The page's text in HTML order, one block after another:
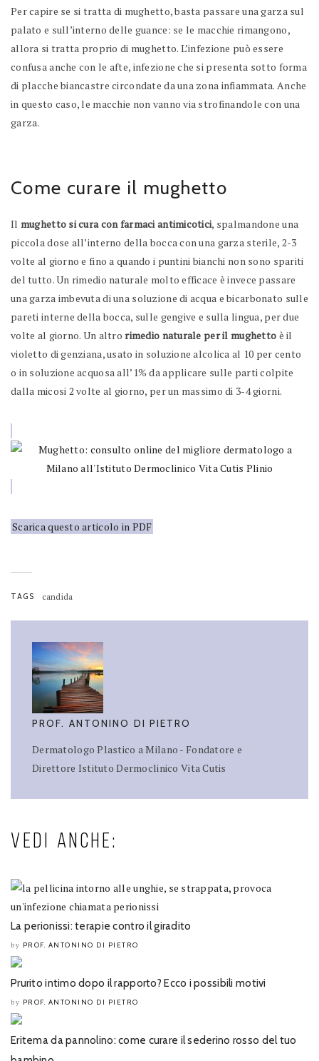
Per capire se si tratta di mughetto, basta passare una garza sul
palato e sull’interno delle guance: se le macchie rimangono,
allora si tratta proprio di mughetto. L’infezione può essere
confusa anche con le afte, infezione che si presenta sotto forma
di placche biancastre circondate da una zona infiammata. Anche
in questo caso, le macchie non vanno via strofinandole con una
garza.
Come curare il mughetto
Il mughetto si cura con farmaci antimicotici, spalmandone una
piccola dose all’interno della bocca con una garza sterile, 2-3
volte al giorno e fino a quando i puntini bianchi non sono spariti
del tutto. Un rimedio naturale molto efficace è invece passare
una garza imbevuta di una soluzione di acqua e bicarbonato sulle
pareti interne della bocca, sulle gengive e sulla lingua, per due
volte al giorno. Un altrorimedio naturale per il mughetto è il
violetto di genziana, usato in soluzione alcolica al 10 per cento
o in soluzione acquosa all’1% da applicare sulle parti colpite
dalla micosi 2 volte al giorno, per un massimo di 3-4 giorni.
Scarica questo articolo in PDF
TAGS candida
PROF. ANTONINO DI PIETRO
Dermatologo Plastico a Milano - Fondatore e
Direttore Istituto Dermoclinico Vita Cutis
VEDI ANCHE:
La perionissi: terapie contro il giradito
by PROF. ANTONINO DI PIETRO
Prurito intimo dopo il rapporto? Ecco i possibili motivi
by PROF. ANTONINO DI PIETRO
Eritema da pannolino: come curare il sederino rosso del tuo